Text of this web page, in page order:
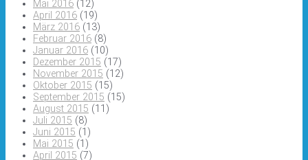
Mai 2016 (12)
April 2016 (19)
März 2016 (13)
Februar 2016 (8)
Januar 2016 (10)
Dezember 2015 (17)
November 2015 (12)
Oktober 2015 (15)
September 2015 (15)
August 2015 (11)
Juli 2015 (8)
Juni 2015 (1)
Mai 2015 (1)
April 2015 (7)